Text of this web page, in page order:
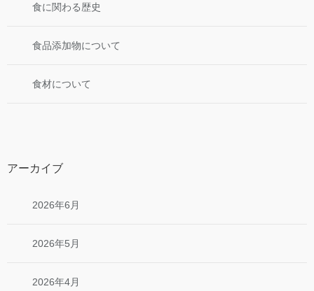
食に関わる歴史
食品添加物について
食材について
アーカイブ
2026年6月
2026年5月
2026年4月